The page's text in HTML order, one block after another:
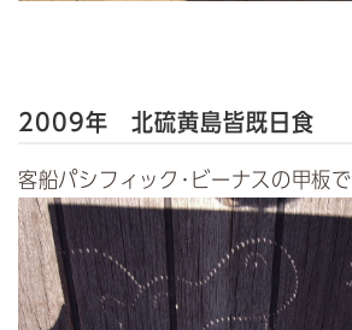
2009年 北硫黄島皆既日食
客船パシフィック･ビーナスの甲板で